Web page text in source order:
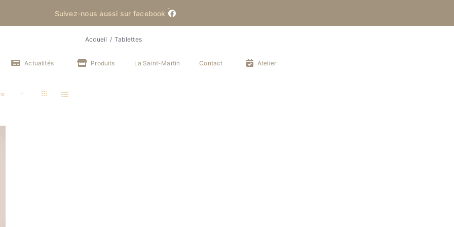
Suivez-nous aussi sur facebook
Actualités Produits La Saint-Martin Contact Atelier
Accueil Tablettes